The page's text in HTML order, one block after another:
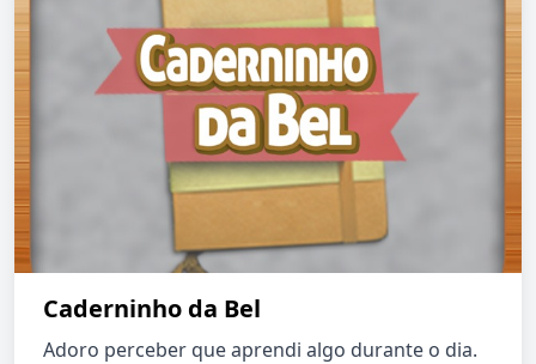
Caderninho da Bel
Adoro perceber que aprendi algo durante o dia.